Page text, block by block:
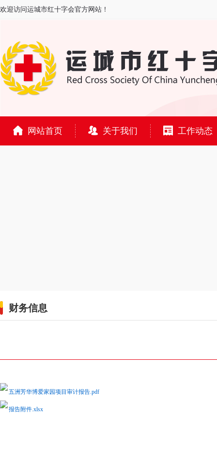
欢迎访问运城市红十字会官方网站！
网站首页 关于我们 工作动态
财务信息
五洲芳华博爱家园项目审计报告.pdf
报告附件.xlsx